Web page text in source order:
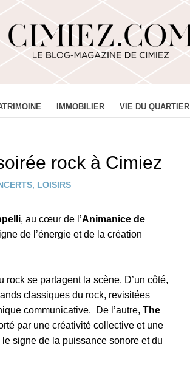
IMMOBILIER VIE DU QUARTIER
rock à Cimiez
, LOISIRS
, au cœur de l’Animanice de
de l’énergie et de la création
rock se partagent la scène. D’un côté,
classiques du rock, revisitées
communicative.
De l’autre,The
par une créativité collective et une
signe de la puissance sonore et du